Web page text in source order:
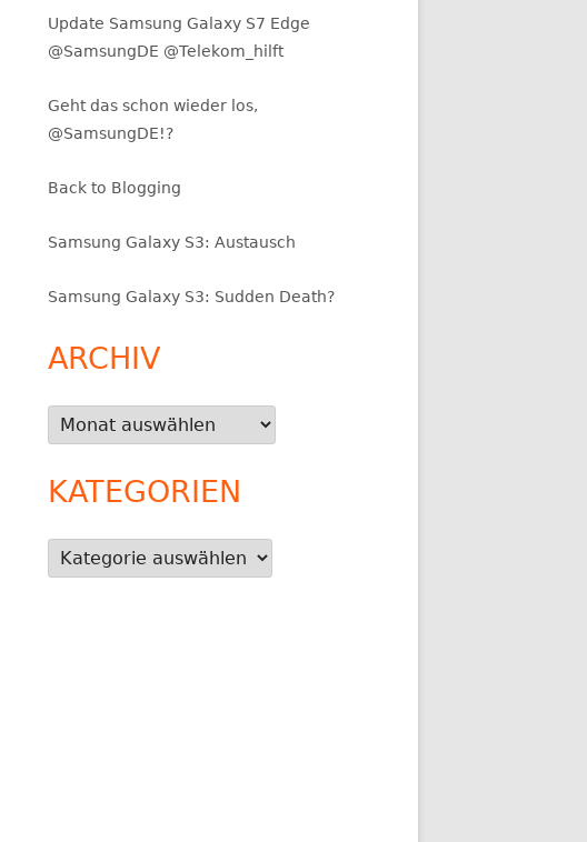
Update Samsung Galaxy S7 Edge
@SamsungDE @Telekom_hilft
Geht das schon wieder los,
@SamsungDE!?
Back to Blogging
Samsung Galaxy S3: Austausch
Samsung Galaxy S3: Sudden Death?
ARCHIV
Archiv
KATEGORIEN
Kategorien